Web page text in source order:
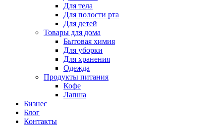
Для тела
Для полости рта
Для детей
Товары для дома
Бытовая химия
Для уборки
Для хранения
Одежда
Продукты питания
Кофе
Лапша
Бизнес
Блог
Контакты